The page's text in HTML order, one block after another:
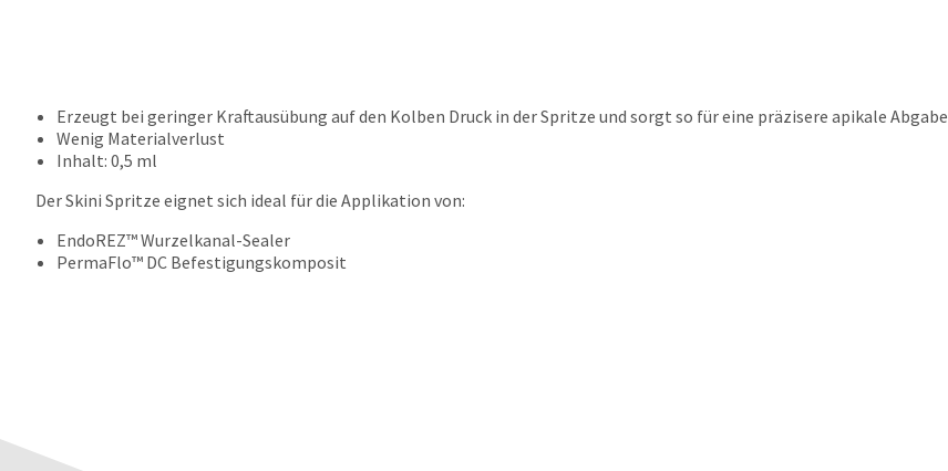
Erzeugt bei geringer Kraftausübung auf den Kolben Druck in der Spritze und sorgt so für eine präzisere apikale Abgabe
Wenig Materialverlust
Inhalt: 0,5 ml
Der Skini Spritze eignet sich ideal für die Applikation von:
EndoREZ™ Wurzelkanal-Sealer
PermaFlo™ DC Befestigungskomposit